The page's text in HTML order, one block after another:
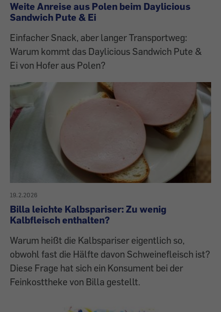
Weite Anreise aus Polen beim Daylicious
Sandwich Pute & Ei
Einfacher Snack, aber langer Transportweg:
Warum kommt das Daylicious Sandwich Pute &
Ei von Hofer aus Polen?
19.2.2026
Billa leichte Kalbspariser: Zu wenig
Kalbfleisch enthalten?
Warum heißt die Kalbspariser eigentlich so,
obwohl fast die Hälfte davon Schweinefleisch ist?
Diese Frage hat sich ein Konsument bei der
Feinkosttheke von Billa gestellt.